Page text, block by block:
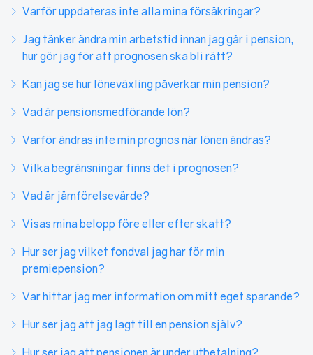
Varför uppdateras inte alla mina försäkringar?
Jag tänker ändra min arbetstid innan jag går i pension,
hur gör jag för att prognosen ska bli rätt?
Kan jag se hur löneväxling påverkar min pension?
Vad är pensionsmedförande lön?
Varför ändras inte min prognos när lönen ändras?
Vilka begränsningar finns det i prognosen?
Vad är jämförelsevärde?
Visas mina belopp före eller efter skatt?
Hur ser jag vilket fondval jag har för min
premiepension?
Var hittar jag mer information om mitt eget sparande?
Hur ser jag att jag lagt till en pension själv?
Hur ser jag att pensionen är under utbetalning?